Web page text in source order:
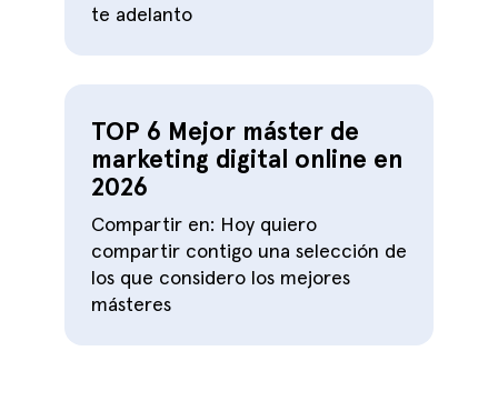
te adelanto
TOP 6 Mejor máster de
marketing digital online en
2026
Compartir en: Hoy quiero
compartir contigo una selección de
los que considero los mejores
másteres